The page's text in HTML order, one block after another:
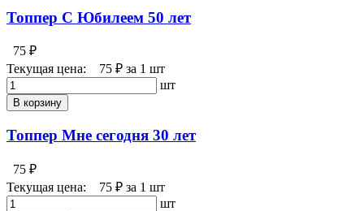
Топпер С Юбилеем 50 лет
75 ₽
Текущая цена:
75 ₽ за 1 шт
шт
В корзину
Топпер Мне сегодня 30 лет
75 ₽
Текущая цена:
75 ₽ за 1 шт
шт